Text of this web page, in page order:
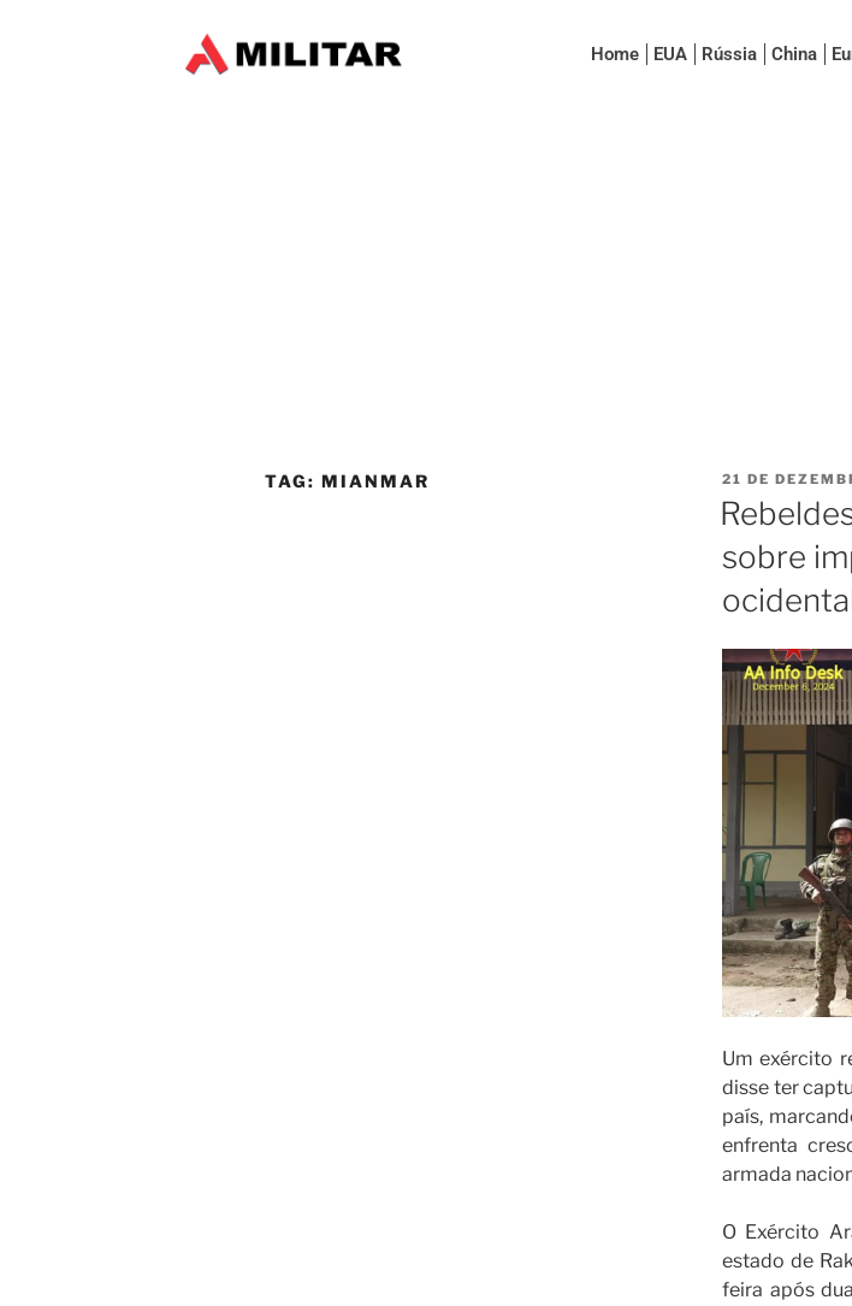
Home EUA Rússia China
TAG: MIANMAR 21 DE
sobre
Um exército
disse ter
país,
enfrenta
armada
O Exército
estado de
feira após